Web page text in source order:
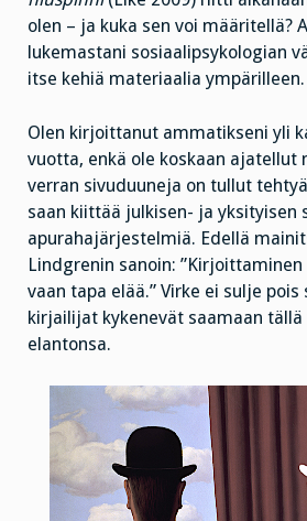
olen – ja kuka sen voi määritellä?
lukemastani sosiaalipsykologian
itse kehiä materiaalia ympärilleen.
Olen kirjoittanut ammatikseni yli
vuotta, enkä ole koskaan ajatellut
verran sivuduuneja on tullut
saan kiittää julkisen- ja yksityisen
apurahajärjestelmiä. Edellä
Lindgrenin sanoin:
vaan tapa elää.” Virke ei sulje
kirjailijat kykenevät saamaan
elantonsa.